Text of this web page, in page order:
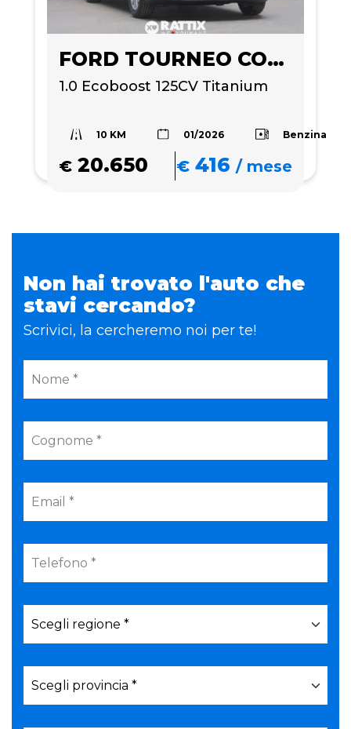
FORD TOURNEO COURIER
1.0 Ecoboost 125CV Titanium
10 KM 01/2026 Benzina
€ 20.650 € 416 /mese
Non hai trovato l'auto che
stavi cercando?
Scrivici, la cercheremo noi per te!